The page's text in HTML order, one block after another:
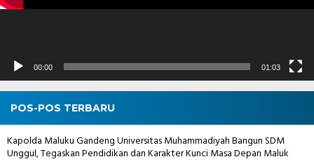
00:00 01:03
POS-POS TERBARU
Kapolda Maluku Gandeng Universitas Muhammadiyah Bangun SDM
Unggul, Tegaskan Pendidikan dan Karakter Kunci Masa Depan Maluk